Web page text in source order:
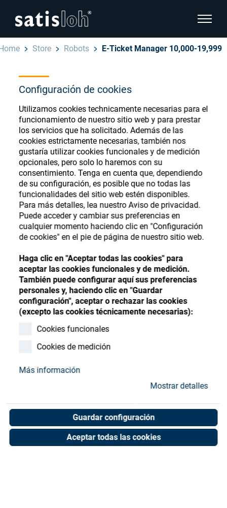
Configuración de cookies
Utilizamos cookies technicamente necesarias para el
funcionamiento de nuestro sitio web y para prestar
los servicios que ha solicitado. Además de las
cookies estrictamente necesarias, también nos
gustaría utilizar cookies funcionales y de medición
opcionales, pero solo lo haremos con su
consentimiento. Tenga en cuenta que, dependiendo
de su configuración, es posible que no todas las
funcionalidades del sitio web estén disponibles.
Para más detalles, lea nuestro Aviso de privacidad.
Puede acceder y cambiar sus preferencias en
cualquier momento haciendo clic en "Configuración
de cookies" en el pie de página de nuestro sitio web.
Haga clic en "Aceptar todas las cookies" para
aceptar las cookies funcionales y de medición.
También puede configurar aquí sus preferencias
personales y, haciendo clic en "Guardar
configuración", aceptar o rechazar las cookies
(excepto las cookies técnicamente necesarias):
Cookies funcionales
Cookies de medición
Más información
Mostrar detalles
Guardar configuración
Aceptar todas las cookies
show
Español
Oftálmica
Óptica de Precisión
Quiénes Somos
Carrera
Recursos
Contacto
Store
English
Deutsch
汉语
Français
Store Robots E-Ticket Manager 10,000-19,999
Ophthalmic Consumables
Store
Register or Sign-in to access your accounts
and explore our wide range of ophthalmic
consumables
Register Sign-In
E-Ticket Manager 10,000-
19,999
Unit of measure : Piece
Shop now